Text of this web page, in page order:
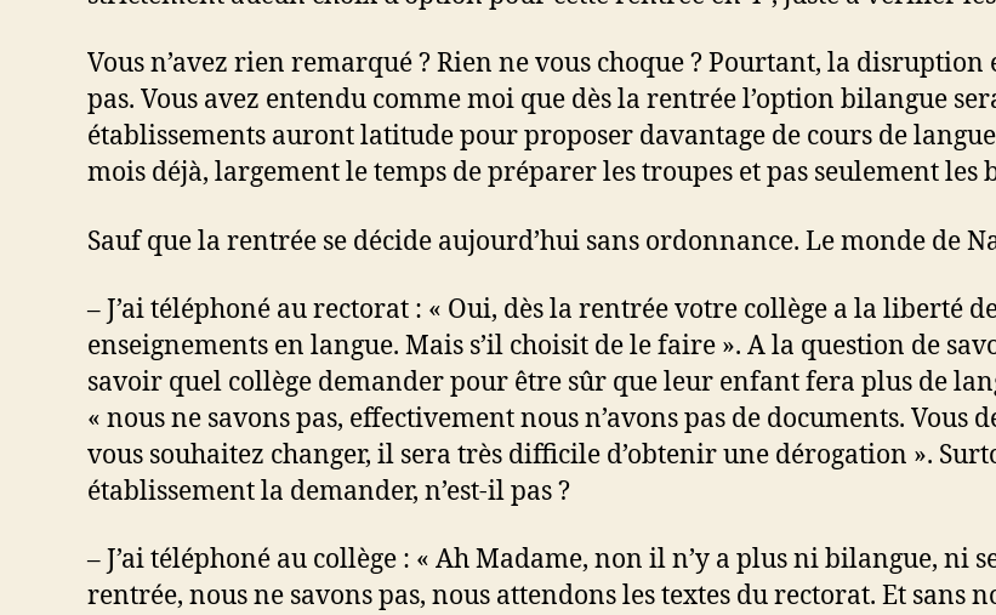
Vous n’avez rien remarqué ? Rien ne vous choque ? Pourtant, la disruption
pas. Vous avez entendu comme moi que dès la rentrée l’option bilangue
établissements auront latitude pour proposer davantage de cours de
mois déjà, largement le temps de préparer les troupes et pas seulement les
Sauf que la rentrée se décide aujourd’hui sans ordonnance. Le monde de
– J’ai téléphoné au rectorat : « Oui, dès la rentrée votre collège a la liberté
enseignements en langue. Mais s’il choisit de le faire ». A la question de
savoir quel collège demander pour être sûr que leur enfant fera plus de
« nous ne savons pas, effectivement nous n’avons pas de documents. Vous
vous souhaitez changer, il sera très difficile d’obtenir une dérogation ».
établissement la demander, n’est-il pas ?
– J’ai téléphoné au collège : « Ah Madame, non il n’y a plus ni bilangue, ni
rentrée, nous ne savons pas, nous attendons les textes du rectorat. Et sans